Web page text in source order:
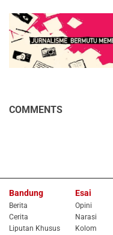
COMMENTS
Bandung
Berita
Cerita
Liputan Khusus
Esai
Opini
Narasi
Kolom